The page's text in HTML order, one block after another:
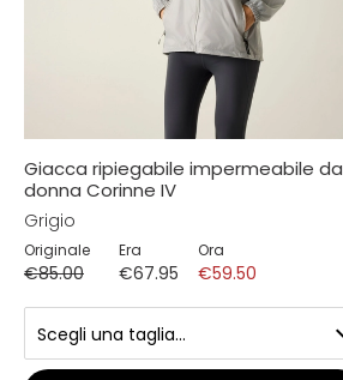
Giacca ripiegabile impermeabile da
donna Corinne IV
Grigio
Originale
€85.00
Era
€67.95
Ora
€59.50